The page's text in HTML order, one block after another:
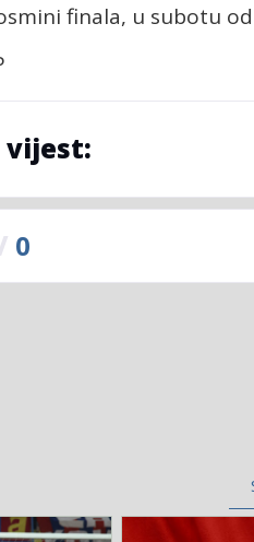
finala, u subotu
vijest:
0